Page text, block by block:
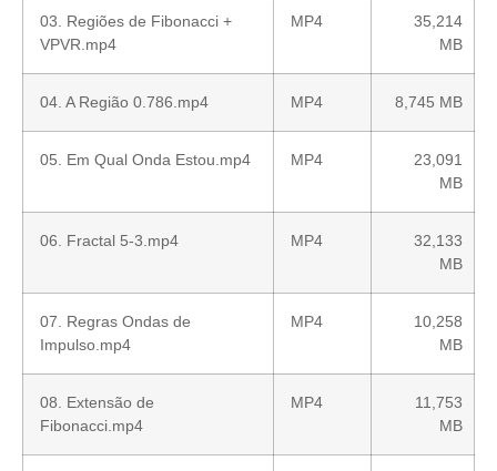
03. Regiões de Fibonacci +
VPVR.mp4
MP4
35,214
MB
04. A Região 0.786.mp4 MP4 8,745 MB
05. Em Qual Onda Estou.mp4 MP4
23,091
MB
06. Fractal 5-3.mp4 MP4
32,133
MB
07. Regras Ondas de
Impulso.mp4
MP4
10,258
MB
08. Extensão de
Fibonacci.mp4
MP4
11,753
MB